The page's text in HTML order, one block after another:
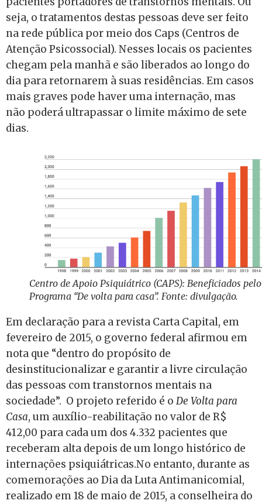
seja, o tratamentos destas pessoas deve ser feito
na rede pública por meio dos Caps (Centros de
Atenção Psicossocial). Nesses locais os pacientes
chegam pela manhã e são liberados ao longo do
dia para retornarem à suas residências. Em casos
mais graves pode haver uma internação, mas
não poderá ultrapassar o limite máximo de sete
dias.
Centro de Apoio Psiquiátrico (CAPS): Beneficiados pelo
Programa “De volta para casa”. Fonte: divulgação.
Em declaração para a revista Carta Capital, em
fevereiro de 2015, o governo federal afirmou em
nota que “dentro do propósito de
desinstitucionalizar e garantir a livre circulação
das pessoas com transtornos mentais na
sociedade”. O projeto referido é o De Volta para
Casa, um auxílio-reabilitação no valor de R$
412,00 para cada um dos 4.332 pacientes que
receberam alta depois de um longo histórico de
internações psiquiátricas.No entanto, durante as
comemorações ao Dia da Luta Antimanicomial,
realizado em 18 de maio de 2015, a conselheira do